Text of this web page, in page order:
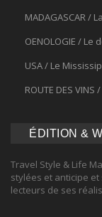
MADAGASCAR /
OENOLOGIE /
USA / Le
ROUTE DES
ÉDITION &
Travel Style & Life
stylées et anticipe
lecteurs de ses